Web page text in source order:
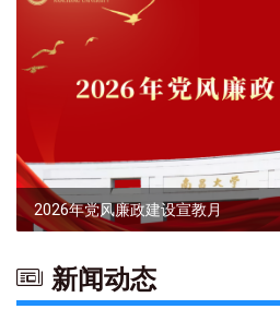
2026年党风廉政建设宣教月
新闻动态